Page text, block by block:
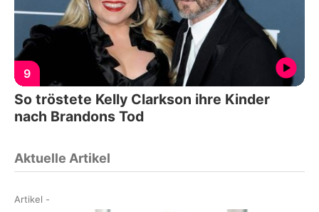
9
So tröstete Kelly Clarkson ihre Kinder
nach Brandons Tod
Aktuelle Artikel
Artikel -